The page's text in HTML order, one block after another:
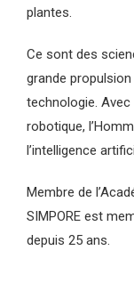
plantes.
Ce sont des
grande
technologie. Avec
robotique,
l’intelligence
Membre de
SIMPORE est
depuis 25 ans.